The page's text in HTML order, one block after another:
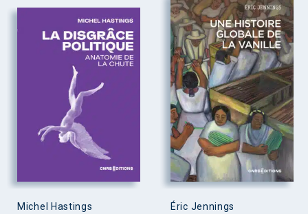
Michel Hastings Éric Jennings